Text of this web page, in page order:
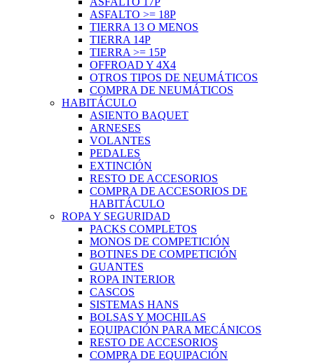
ASFALTO >= 18P
TIERRA 13 O MENOS
TIERRA 14P
TIERRA >= 15P
OFFROAD Y 4X4
OTROS TIPOS DE NEUMÁTICOS
COMPRA DE NEUMÁTICOS
HABITÁCULO
ASIENTO BAQUET
ARNESES
VOLANTES
PEDALES
EXTINCIÓN
RESTO DE ACCESORIOS
COMPRA DE ACCESORIOS DE
HABITÁCULO
ROPA Y SEGURIDAD
PACKS COMPLETOS
MONOS DE COMPETICIÓN
BOTINES DE COMPETICIÓN
GUANTES
ROPA INTERIOR
CASCOS
SISTEMAS HANS
BOLSAS Y MOCHILAS
EQUIPACIÓN PARA MECÁNICOS
RESTO DE ACCESORIOS
COMPRA DE EQUIPACIÓN